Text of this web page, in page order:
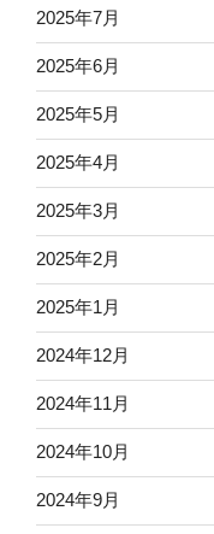
2025年7月
2025年6月
2025年5月
2025年4月
2025年3月
2025年2月
2025年1月
2024年12月
2024年11月
2024年10月
2024年9月